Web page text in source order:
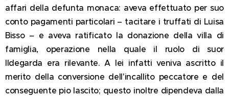
affari della defunta monaca: aveva effettuato per suo
conto pagamenti particolari – tacitare i truffati di Luisa
Bisso – e aveva ratificato la donazione della villa di
famiglia, operazione nella quale il ruolo di suor
Ildegarda era rilevante. A lei infatti veniva ascritto il
merito della conversione dell'incallito peccatore e del
conseguente pio lascito; questo inoltre dipendeva dalla